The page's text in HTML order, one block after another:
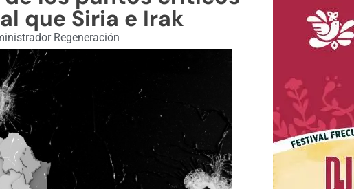
que Siria e Irak
Regeneración